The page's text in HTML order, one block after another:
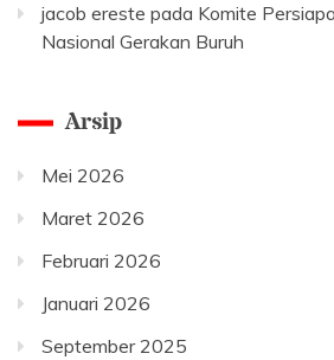
jacob ereste pada Komite
Nasional Gerakan Buruh
Arsip
Mei 2026
Maret 2026
Februari 2026
Januari 2026
September 2025